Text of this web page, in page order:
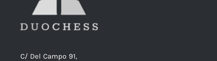
C/ Del Campo 91,